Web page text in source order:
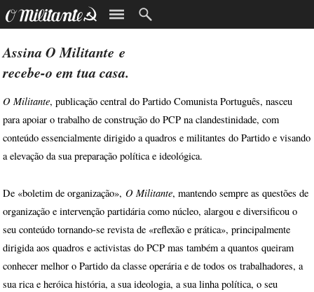
AssinaO Militante e
recebe-o em tua casa.
O Militante, publicação central do Partido Comunista Português, nasceu
para apoiar o trabalho de construção do PCP na clandestinidade, com
conteúdo essencialmente dirigido a quadros e militantes do Partido e visando
a elevação da sua preparação política e ideológica.
De «boletim de organização»,O Militante, mantendo sempre as questões de
organização e intervenção partidária como núcleo, alargou e diversificou o
seu conteúdo tornando-se revista de «reflexão e prática», principalmente
dirigida aos quadros e activistas do PCP mas também a quantos queiram
conhecer melhor o Partido da classe operária e de todos os trabalhadores, a
sua rica e heróica história, a sua ideologia, a sua linha política, o seu